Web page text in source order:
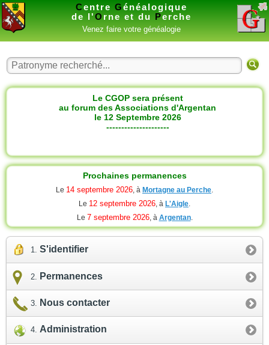
Centre Généalogique
de l'O rne et du Perche
Venez faire votre généalogie
Le CGOP sera présent
au forum des Associations d'Argentan
le 12 Septembre 2026
---------------------
Prochaines permanences
Le 14 septembre 2026, à Mortagne au Perche.
Le 12 septembre 2026, à L'Aigle.
Le 7 septembre 2026, à Argentan.
S'identifier
Permanences
Nous contacter
Administration